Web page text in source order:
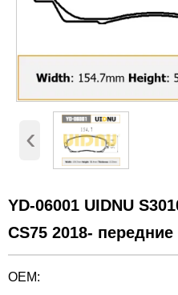
‹
YD-06001 UIDNU
CS75 2018-
OEM: